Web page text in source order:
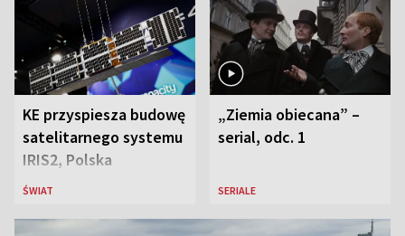
KE przyspiesza budowę
satelitarnego systemu
IRIS2, Polska
przeznaczy 656 mln
ŚWIAT
„Ziemia obiecana” –
serial, odc. 1
SERIALE